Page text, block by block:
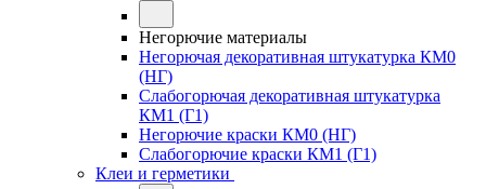
Негорючие материалы
Негорючая декоративная штукатурка КМ0
(НГ)
Слабогорючая декоративная штукатурка
КМ1 (Г1)
Негорючие краски КМ0 (НГ)
Слабогорючие краски КМ1 (Г1)
Клеи и герметики